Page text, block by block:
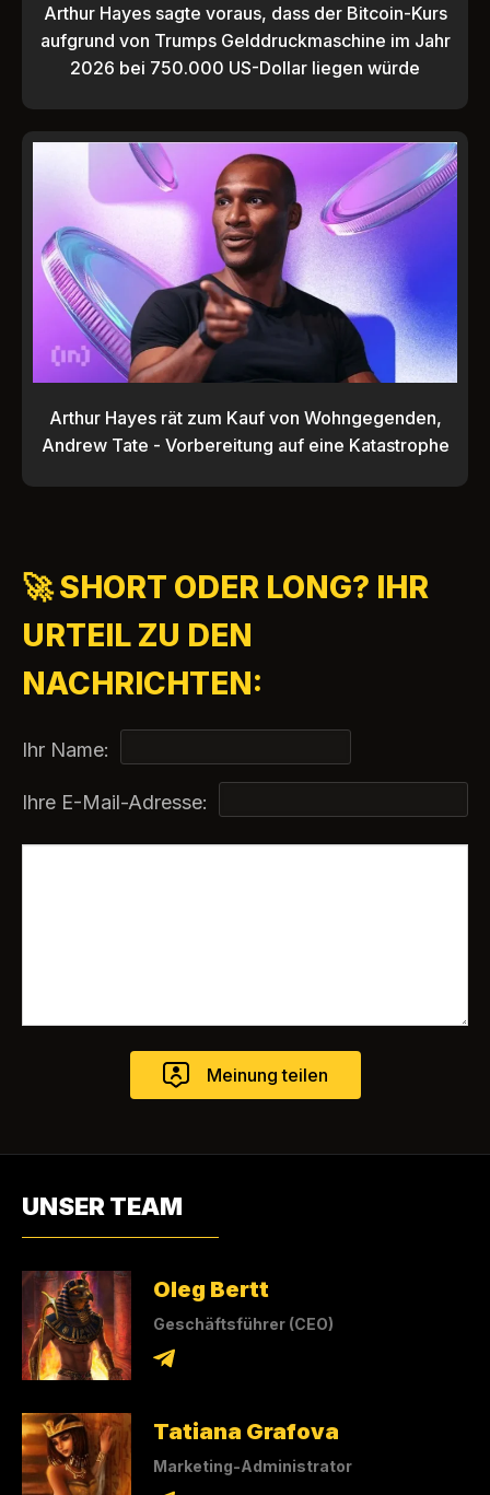
Arthur Hayes sagte voraus, dass der Bitcoin-Kurs
aufgrund von Trumps Gelddruckmaschine im Jahr
2026 bei 750.000 US-Dollar liegen würde
Arthur Hayes rät zum Kauf von Wohngegenden,
Andrew Tate - Vorbereitung auf eine Katastrophe
🚀 SHORT ODER LONG? IHR
URTEIL ZU DEN
NACHRICHTEN:
Ihr Name:
Ihre E-Mail-Adresse:
UNSER TEAM
Oleg Bertt
Geschäftsführer (CEO)
Tatiana Grafova
Marketing-Administrator